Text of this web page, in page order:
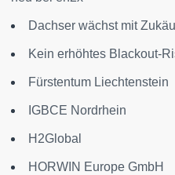
Dachser wächst mit
Kein erhöhtes Blackout-
Fürstentum Liechtenstein
IGBCE Nordrhein
H2Global
HORWIN Europe GmbH